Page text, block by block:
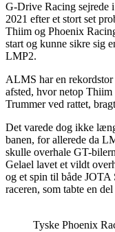
G-Drive Racing sejrede
2021 efter et stort set
Thiim og Phoenix
start og kunne sikre sig
LMP2.
ALMS har en
afsted, hvor netop
Trummer ved rattet,
Det varede dog ikke
banen, for allerede da
skulle overhale GT-
Gelael lavet et vildt
og et spin til både JOTA
raceren, som tabte en
Tyske Phoenix